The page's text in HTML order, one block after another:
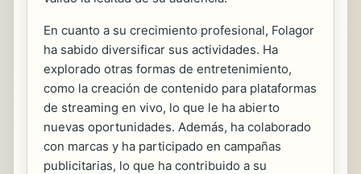
En cuanto a su crecimiento profesional, Folagor
ha sabido diversificar sus actividades. Ha
explorado otras formas de entretenimiento,
como la creación de contenido para plataformas
de streaming en vivo, lo que le ha abierto
nuevas oportunidades. Además, ha colaborado
con marcas y ha participado en campañas
publicitarias, lo que ha contribuido a su